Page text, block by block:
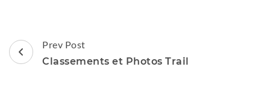
Post
Navigation
Prev Post
Classements et Photos Trail